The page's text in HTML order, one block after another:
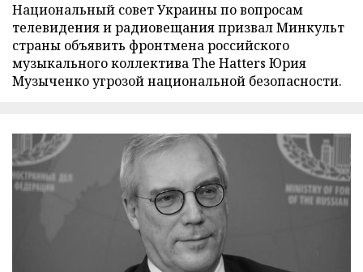
Национальный совет Украины по вопросам
телевидения и радиовещания призвал Минкульт
страны объявить фронтмена российского
музыкального коллектива The Hatters Юрия
Музыченко угрозой национальной безопасности.